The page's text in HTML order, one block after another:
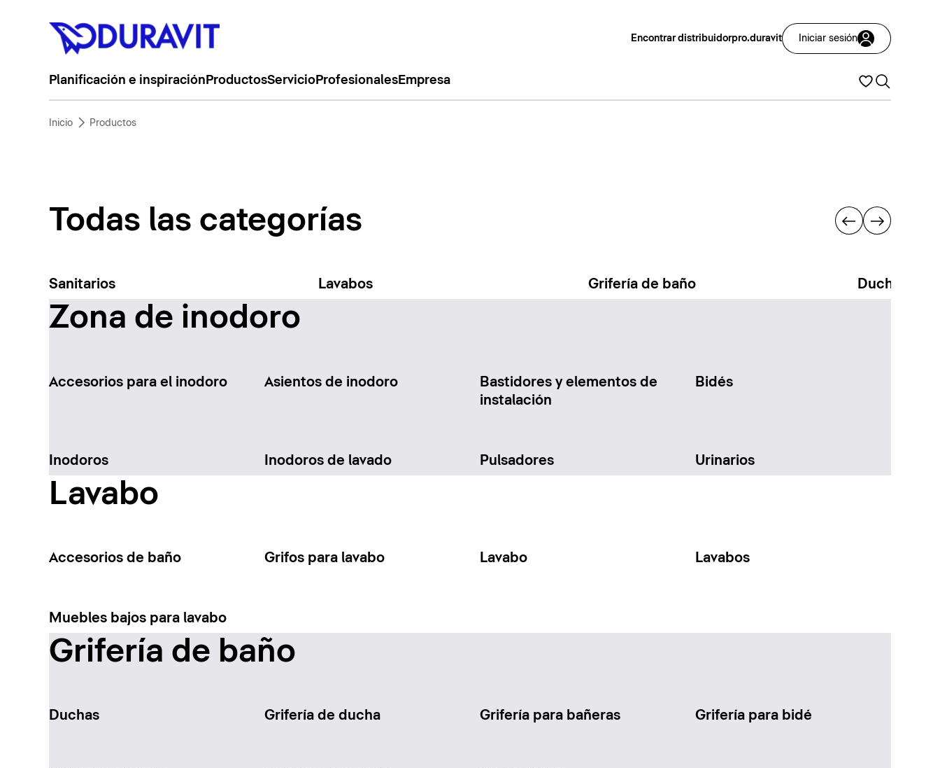
Encontrar distribuidorpro.duravit Iniciar sesión
Planificación e inspiración ProductosServicioProfesionalesEmpresa
Inicio Productos
Todas las categorías
Sanitarios Lavabos Grifería de baño Duchas
Zona de inodoro
Accesorios para el inodoro Asientos de inodoro
Bastidores y elementos de
instalación
Bidés
Inodoros Inodoros de lavado Pulsadores Urinarios
Lavabo
Accesorios de baño Grifos para lavabo Lavabo Lavabos
Muebles bajos para lavabo
Grifería de baño
Duchas Grifería de ducha Grifería para bañeras Grifería para bidé